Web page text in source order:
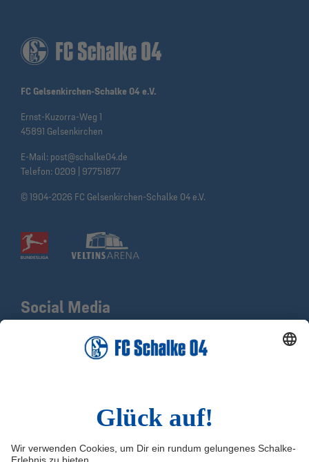
FC Gelsenkirchen-Schalke 04 e.V.
Ernst-Kuzorra-Weg 1
45891 Gelsenkirchen
E-Mail: post@schalke04.de
Telefon: 0209 | 97751877
© 1904-2026 FC Gelsenkirchen-Schalke 04 e.V.
Impressum
Quicklinks
Shop
Social Media
X